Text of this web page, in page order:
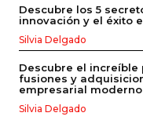
Descubre los 5
innovación y el éxito
Silvia Delgado
Descubre el increíble
fusiones y
empresarial moderno
Silvia Delgado